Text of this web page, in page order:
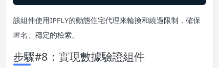
該組件使用IPFLY的動態住宅代理來輪換和繞過限制，確保
匿名、穩定的檢索。
步驟#8：實現數據驗證組件